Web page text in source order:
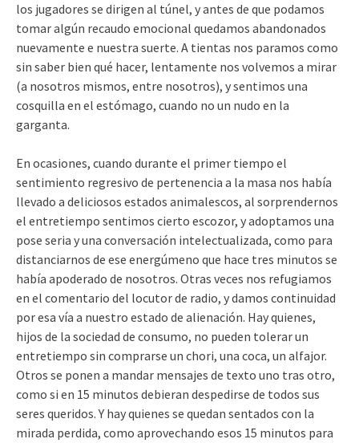
los jugadores se dirigen al túnel, y antes de que podamos
tomar algún recaudo emocional quedamos abandonados
nuevamente e nuestra suerte. A tientas nos paramos como
sin saber bien qué hacer, lentamente nos volvemos a mirar
(a nosotros mismos, entre nosotros), y sentimos una
cosquilla en el estómago, cuando no un nudo en la
garganta.
En ocasiones, cuando durante el primer tiempo el
sentimiento regresivo de pertenencia a la masa nos había
llevado a deliciosos estados animalescos, al sorprendernos
el entretiempo sentimos cierto escozor, y adoptamos una
pose seria y una conversación intelectualizada, como para
distanciarnos de ese energúmeno que hace tres minutos se
había apoderado de nosotros. Otras veces nos refugiamos
en el comentario del locutor de radio, y damos continuidad
por esa vía a nuestro estado de alienación. Hay quienes,
hijos de la sociedad de consumo, no pueden tolerar un
entretiempo sin comprarse un chori, una coca, un alfajor.
Otros se ponen a mandar mensajes de texto uno tras otro,
como si en 15 minutos debieran despedirse de todos sus
seres queridos. Y hay quienes se quedan sentados con la
mirada perdida, como aprovechando esos 15 minutos para